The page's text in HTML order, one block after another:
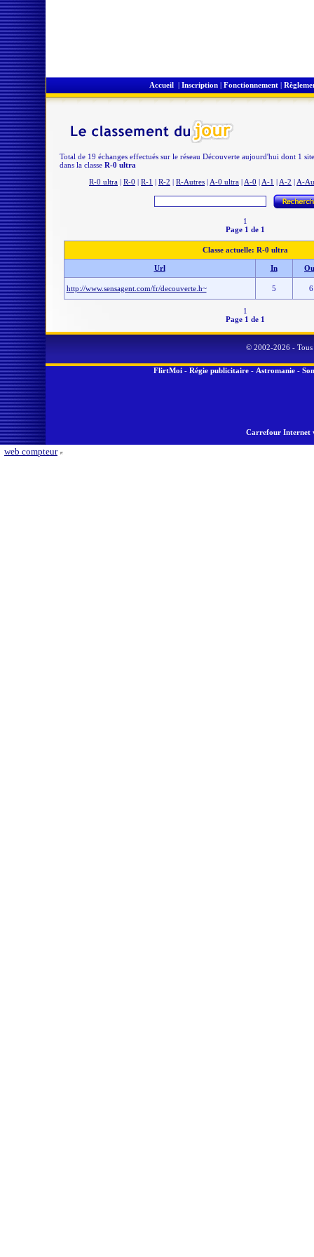
Accueil | Inscription | Fonctionnement |
Total de 19 échanges effectués sur le réseau Découverte aujourd'hui dont 1
dans la classe R-0 ultra
R-0 ultra | R-0 | R-1 | R-2 | R-Autres | A-0 ultra | A-0 | A-1 | A-2 | A-
1
Page 1 de 1
Classe actuelle: R-0 ultra
Url In
http://www.sensagent.com/fr/decouverte.h~ 5 6
1
Page 1 de 1
© 2002-2026 - Tous
FlirtMoi - Régie publicitaire - Astromanie -
Carrefour Internet
web compteur